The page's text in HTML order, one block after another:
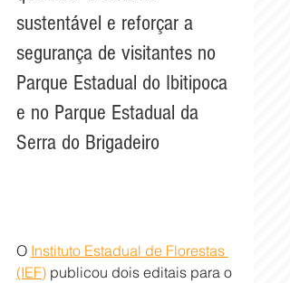
sustentável e reforçar a
segurança de visitantes no
Parque Estadual do Ibitipoca
e no Parque Estadual da
Serra do Brigadeiro
O Instituto Estadual de Florestas
(IEF) publicou dois editais para o